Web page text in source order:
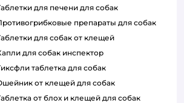
таблетки для печени для собак
противогрибковые препараты для собак
таблетки для собак от клещей
капли для собак инспектор
тиксфли таблетка для собак
ошейник от клещей для собак
таблетка от блох и клещей для собак